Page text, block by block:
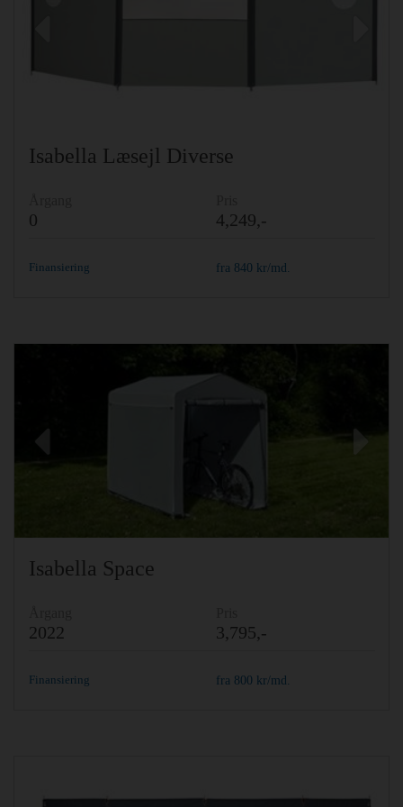
Isabella Læsejl Diverse
0 4,249,-
Finansiering fra 840 kr/md.
Isabella Space
2022 3,795,-
Finansiering fra 800 kr/md.